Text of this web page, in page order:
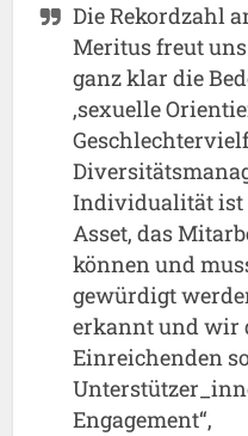
Die Rekordzahl
Meritus freut
ganz klar die
‚sexuelle
Individualität ist
Asset, das
können und
gewürdigt
erkannt und wir
Einreichenden
Engagement“,